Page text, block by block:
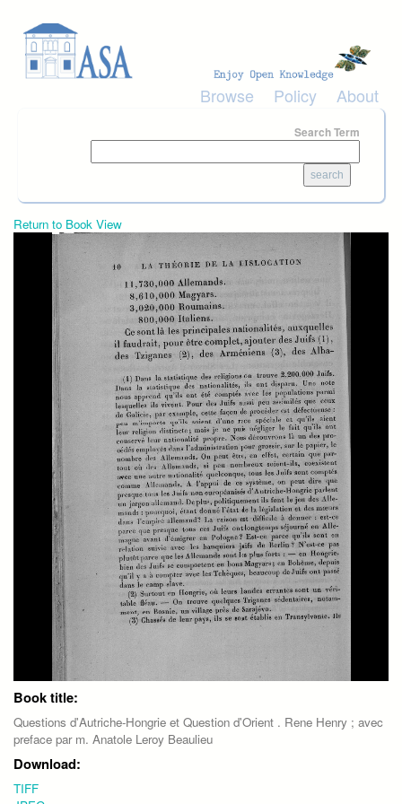
Browse Policy About
Search Term
Return to Book View
Book title:
Questions d'Autriche-Hongrie et Question d'Orient . Rene Henry ; avec
preface par m. Anatole Leroy Beaulieu
Download:
TIFF